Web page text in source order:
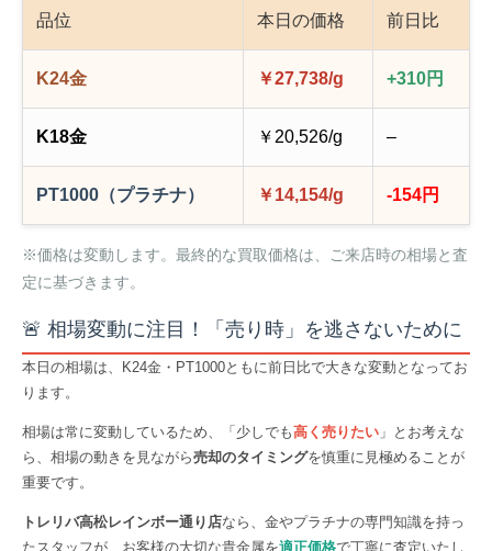
品位 本日の価格 前日比
K24金 ￥27,738/g +310円
K18金 ￥20,526/g –
PT1000（プラチナ） ￥14,154/g -154円
※価格は変動します。最終的な買取価格は、ご来店時の相場と査
定に基づきます。
🚨 相場変動に注目！「売り時」を逃さないために
本日の相場は、K24金・PT1000ともに前日比で大きな変動となってお
ります。
相場は常に変動しているため、「少しでも高く売りたい 」とお考えな
ら、相場の動きを見ながら売却のタイミングを慎重に見極めることが
重要です。
トレリバ高松レインボー通り店なら、金やプラチナの専門知識を持っ
たスタッフが、お客様の大切な貴金属を適正価格で丁寧に査定いたし